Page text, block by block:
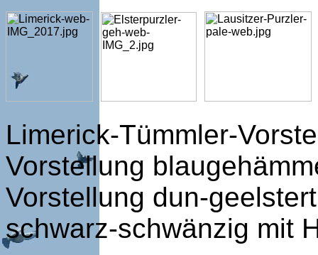
Limerick-Tümmler-
Vorstellung
Vorstellung dun-
schwarz-schwänzig mit